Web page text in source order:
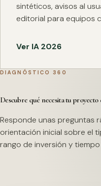
sintéticos, avisos al
editorial para equipos
Ver IA 2026
DIAGNÓSTICO 360
Descubre qué necesita tu
Responde unas preguntas
orientación inicial sobre el
rango de inversión y